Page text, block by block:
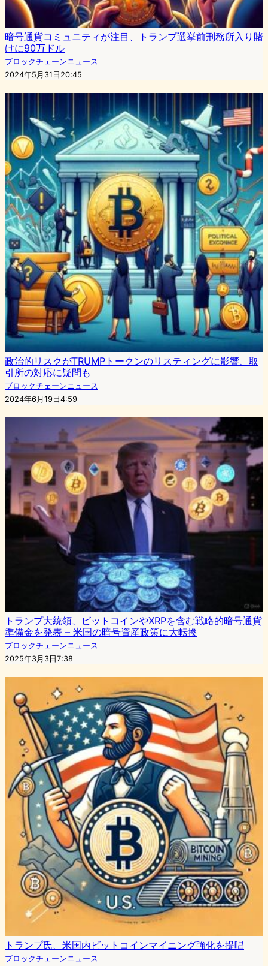
暗号通貨コミュニティが注目、トランプ選挙前刑務所入り賭
けに90万ドル
ブロックチェーンニュース
2024年5月31日20:45
政治的リスクがTRUMPトークンのリスティングに影響、取
引所の対応に疑問も
ブロックチェーンニュース
2024年6月19日4:59
トランプ大統領、ビットコインやXRPを含む戦略的暗号通貨
準備金を発表 – 米国の暗号資産政策に大転換
ブロックチェーンニュース
2025年3月3日7:38
トランプ氏、米国内ビットコインマイニング強化を提唱
ブロックチェーンニュース